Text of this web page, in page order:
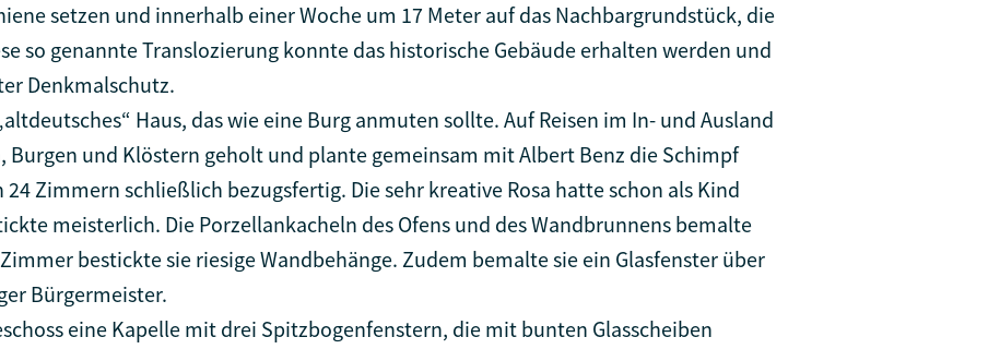
setzen und innerhalb einer Woche um 17 Meter auf das Nachbargrundstück, die
so genannte Translozierung konnte das historische Gebäude erhalten werden und
Denkmalschutz.
Haus, das wie eine Burg anmuten sollte. Auf Reisen im In- und Ausland
Burgen und Klöstern geholt und plante gemeinsam mit Albert Benz die Schimpf
24 Zimmern schließlich bezugsfertig. Die sehr kreative Rosa hatte schon als Kind
meisterlich. Die Porzellankacheln des Ofens und des Wandbrunnens bemalte
bestickte sie riesige Wandbehänge. Zudem bemalte sie ein Glasfenster über
Bürgermeister.
eine Kapelle mit drei Spitzbogenfenstern, die mit bunten Glasscheiben